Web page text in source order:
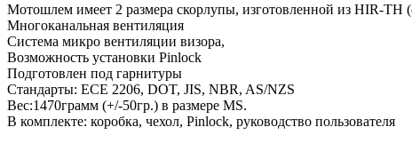
Мотошлем имеет 2 размера скорлупы, изготовленной из HIR-TH
Многоканальная вентиляция
Система микро вентиляции визора,
Возможность установки Pinlock
Подготовлен под гарнитуры
Стандарты: ECE 2206, DOT, JIS, NBR, AS/NZS
Вес:1470грамм (+/-50гр.) в размере MS.
В комплекте: коробка, чехол, Pinlock, руководство пользователя